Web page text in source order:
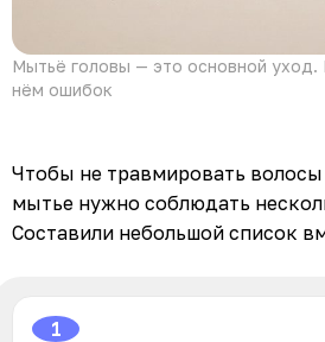
Мытьё головы — это основной уход.
нём ошибок
Чтобы не травмировать
мытье нужно соблюдать
Составили небольшой список
1